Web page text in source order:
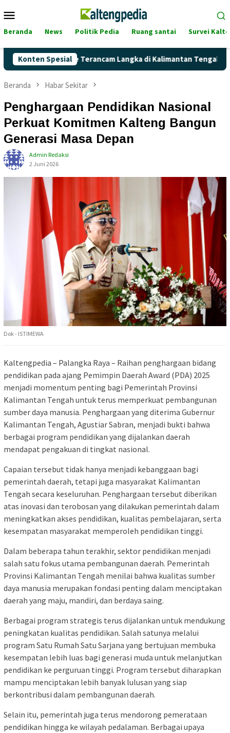
ke
Mobile
Beranda News Politik Pedia Ruang santai Survei
Konten Spesial
Pertalite Terancam Langka di Kalimantan Tengah?
Beranda Habar Sekitar
Penghargaan Pendidikan Nasional
Perkuat Komitmen Kalteng Bangun
Generasi Masa Depan
Admin Redaksi
2 Juni 2026
Dok - ISTIMEWA
Kaltengpedia – Palangka Raya – Raihan penghargaan bidang
pendidikan pada ajang Pemimpin Daerah Award (PDA) 2025
menjadi momentum penting bagi Pemerintah Provinsi
Kalimantan Tengah untuk terus memperkuat pembangunan
sumber daya manusia. Penghargaan yang diterima Gubernur
Kalimantan Tengah, Agustiar Sabran, menjadi bukti bahwa
berbagai program pendidikan yang dijalankan daerah
mendapat pengakuan di tingkat nasional.
Capaian tersebut tidak hanya menjadi kebanggaan bagi
pemerintah daerah, tetapi juga masyarakat Kalimantan
Tengah secara keseluruhan. Penghargaan tersebut diberikan
atas inovasi dan terobosan yang dilakukan pemerintah dalam
meningkatkan akses pendidikan, kualitas pembelajaran, serta
kesempatan masyarakat memperoleh pendidikan tinggi.
Dalam beberapa tahun terakhir, sektor pendidikan menjadi
salah satu fokus utama pembangunan daerah. Pemerintah
Provinsi Kalimantan Tengah menilai bahwa kualitas sumber
daya manusia merupakan fondasi penting dalam menciptakan
daerah yang maju, mandiri, dan berdaya saing.
Berbagai program strategis terus dijalankan untuk mendukung
peningkatan kualitas pendidikan. Salah satunya melalui
program Satu Rumah Satu Sarjana yang bertujuan membuka
kesempatan lebih luas bagi generasi muda untuk melanjutkan
pendidikan ke perguruan tinggi. Program tersebut diharapkan
mampu menciptakan lebih banyak lulusan yang siap
berkontribusi dalam pembangunan daerah.
Selain itu, pemerintah juga terus mendorong pemerataan
pendidikan hingga ke wilayah pedalaman. Berbagai upaya